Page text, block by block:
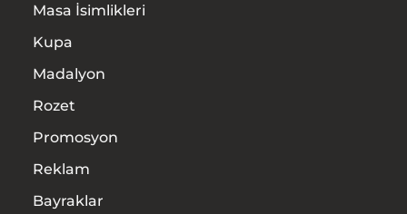
Masa İsimlikleri
Kupa
Madalyon
Rozet
Promosyon
Reklam
Bayraklar